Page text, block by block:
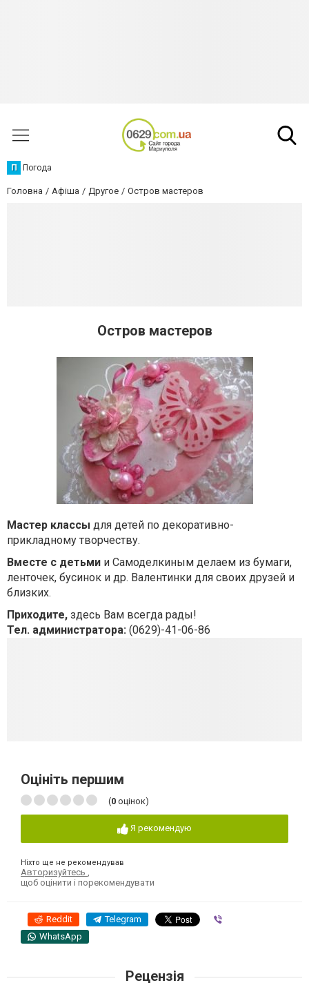
П Погода
Головна Афіша Другое Остров мастеров
Остров мастеров
Мастер классы для детей по декоративно-
прикладному творчеству.
Вместе с детьми и Самоделкиным делаем из бумаги,
ленточек, бусинок и др. Валентинки для своих друзей и
близких.
Приходите, здесь Вам всегда рады!
Тел. администратора: (0629)-41-06-86
Оцініть першим
(0 оцінок)
Я рекомендую
Ніхто ще не рекомендував
Авторизуйтесь
щоб оцінити і порекомендувати
Reddit Telegram
WhatsApp
Рецензія